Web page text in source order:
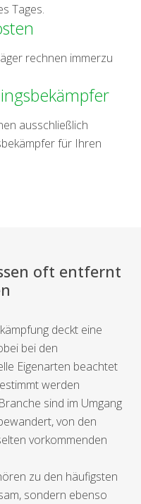
Tages.
rechnen immerzu
ausschließlich
für Ihren
oft entfernt
deckt eine
bei den
Eigenarten beachtet
werden
sind im Umgang
von den
vorkommenden
zu den häufigsten
sondern ebenso